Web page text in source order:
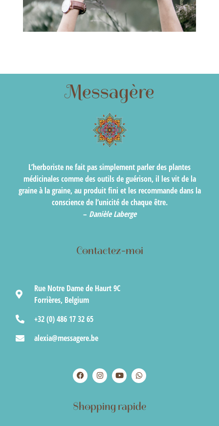
Messagère
L’herboriste ne fait pas simplement parler des plantes
médicinales comme des outils de guérison, il les vit de la
graine à la graine, au produit fini et les recommande dans la
conscience de l’unicité de chaque être.
– Danièle Laberge
Contactez-moi
Rue Notre Dame de Haurt 9C
Forrières, Belgium
+32 (0) 486 17 32 65
alexia@messagere.be
Shopping rapide